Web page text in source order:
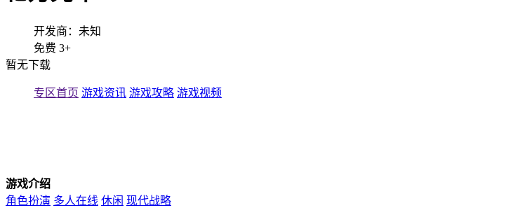
开发商：未知
免费 3+
暂无下载
专区首页 游戏资讯 游戏攻略 游戏视频
游戏介绍
角色扮演 多人在线 休闲 现代战略